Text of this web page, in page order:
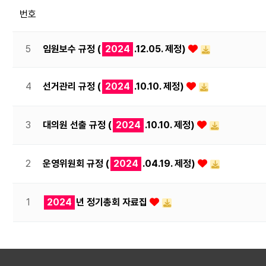
번호
5 임원보수 규정 ( 2024 .12.05. 제정)
4 선거관리 규정 ( 2024 .10.10. 제정)
3 대의원 선출 규정 ( 2024 .10.10. 제정)
2 운영위원회 규정 ( 2024 .04.19. 제정)
1 2024 년 정기총회 자료집